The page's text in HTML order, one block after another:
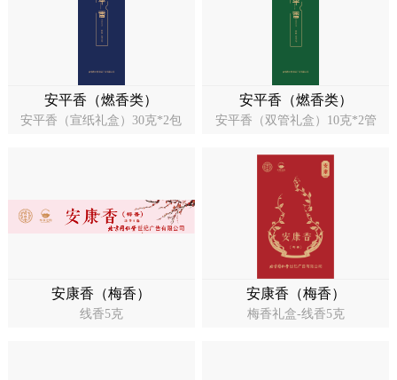
历史
安平香（燃香类）
安平香（宣纸礼盒）30克*2包
安平香（燃香类）
安平香（双管礼盒）10克*2管
安康香（梅香）
线香5克
安康香（梅香）
梅香礼盒-线香5克